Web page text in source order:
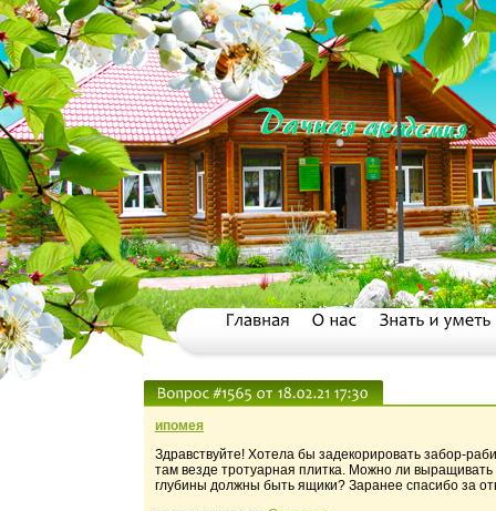
ипомея
Здравствуйте! Хотела бы задекорировать забор-
там везде тротуарная плитка. Можно ли
глубины должны быть ящики? Заранее спасибо за